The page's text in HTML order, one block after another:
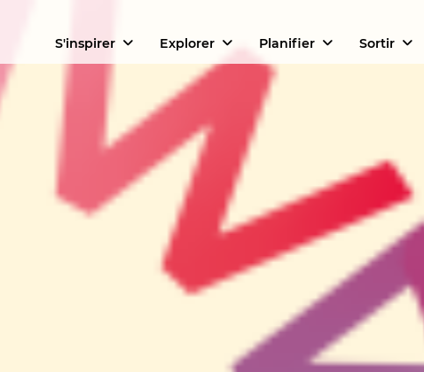
S'inspirer Explorer Planifier Sortir